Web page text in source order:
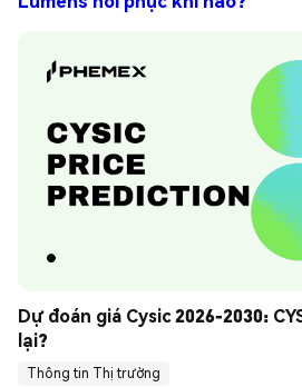
Dự đoán giá Cysic 2026-2030:
lại?
Thông tin Thị trường